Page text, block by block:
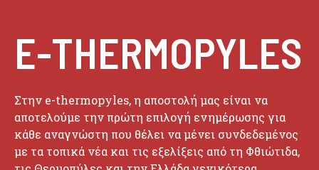
E-THERMOPYLES
Στην e-thermopyles, η αποστολή μας είναι να
αποτελούμε την πρώτη επιλογή ενημέρωσης για
κάθε αναγνώστη που θέλει να μένει συνδεδεμένος
με τα τοπικά νέα και τις εξελίξεις από τη Φθιώτιδα,